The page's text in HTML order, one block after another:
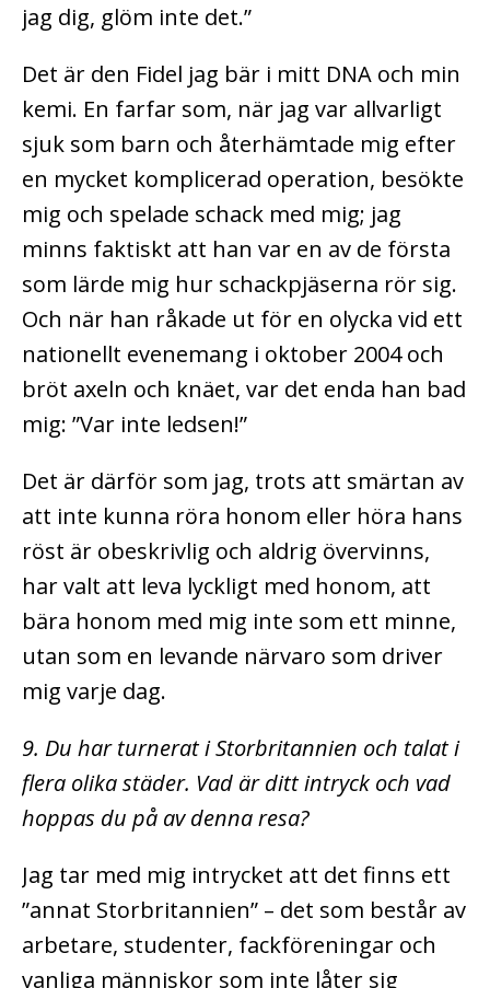
jag dig, glöm inte det.”
Det är den Fidel jag bär i mitt DNA och min
kemi. En farfar som, när jag var allvarligt
sjuk som barn och återhämtade mig efter
en mycket komplicerad operation, besökte
mig och spelade schack med mig; jag
minns faktiskt att han var en av de första
som lärde mig hur schackpjäserna rör sig.
Och när han råkade ut för en olycka vid ett
nationellt evenemang i oktober 2004 och
bröt axeln och knäet, var det enda han bad
mig: ”Var inte ledsen!”
Det är därför som jag, trots att smärtan av
att inte kunna röra honom eller höra hans
röst är obeskrivlig och aldrig övervinns,
har valt att leva lyckligt med honom, att
bära honom med mig inte som ett minne,
utan som en levande närvaro som driver
mig varje dag.
9. Du har turnerat i Storbritannien och talat i
flera olika städer. Vad är ditt intryck och vad
hoppas du på av denna resa?
Jag tar med mig intrycket att det finns ett
”annat Storbritannien” – det som består av
arbetare, studenter, fackföreningar och
vanliga människor som inte låter sig